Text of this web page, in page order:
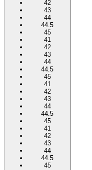
42
43
44
44.5
45
41
42
43
44
44.5
45
41
42
43
44
44.5
45
41
42
43
44
44.5
45